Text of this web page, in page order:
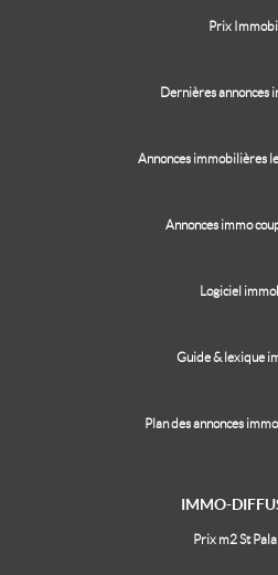
Prix
Dernières annonces
Annonces immobilières
Annonces immo
Logiciel
Guide & lexique
Plan des annonces
IMMO-
Prix m2 St